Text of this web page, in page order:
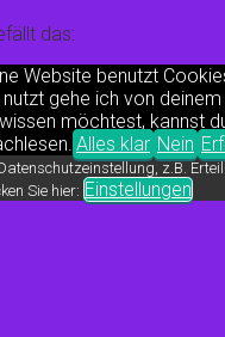
das:
Website benutzt
gehe ich von deinem
möchtest, kannst
Alles klar Nein
z.B.
Sie hier: Einstellungen